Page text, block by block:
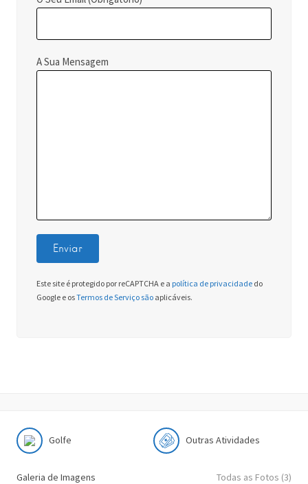
A Sua Mensagem
Este site é protegido por reCAPTCHA e a política de privacidade do
Google e osTermos de Serviço são aplicáveis.
Golfe Outras Atividades
Galeria de Imagens Todas as Fotos (3)